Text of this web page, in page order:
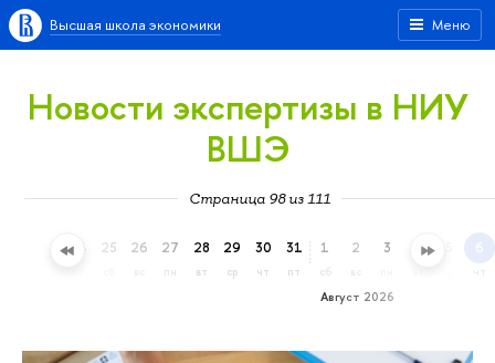
Меню
Высшая школа экономики
Новости экспертизы в НИУ
ВШЭ
Страница 98 из 111
24 25 26 27
пн
28
вт
29
ср
30
чт
31
пт
Август 2026
1
сб
2 3 4 6
чт